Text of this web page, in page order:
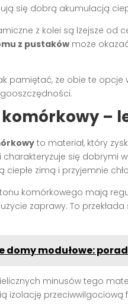
się dobrą akumulacją
z kolei są lżejsze od
z pustaków może
pamiętać, że obie te opcje
–
to materiał, który
się dobrymi
ciepłe zimą i przyjemnie
komórkowego mają
zaprawy. To
domy modułowe:
minusów tego
izolację przeciwwilgociową